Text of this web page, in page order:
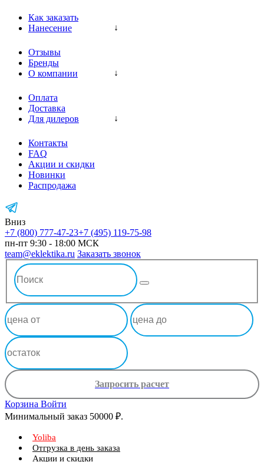
Как заказать
Нанесение
Отзывы
Бренды
О компании
Оплата
Доставка
Для дилеров
Контакты
FAQ
Акции и скидки
Новинки
Распродажа
Вниз
+7 (800) 777-47-23+7 (495) 119-75-98
пн-пт 9:30 - 18:00 МСК
team@eklektika.ru Заказать звонок
Запросить расчет
Корзина Войти
Минимальный заказ 50000 ₽.
Yoliba
Отгрузка в день заказа
Акции и скидки